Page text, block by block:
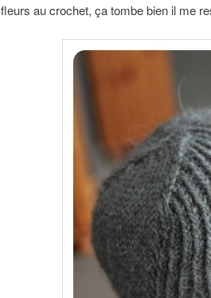
fleurs au crochet, ça tombe bien il me